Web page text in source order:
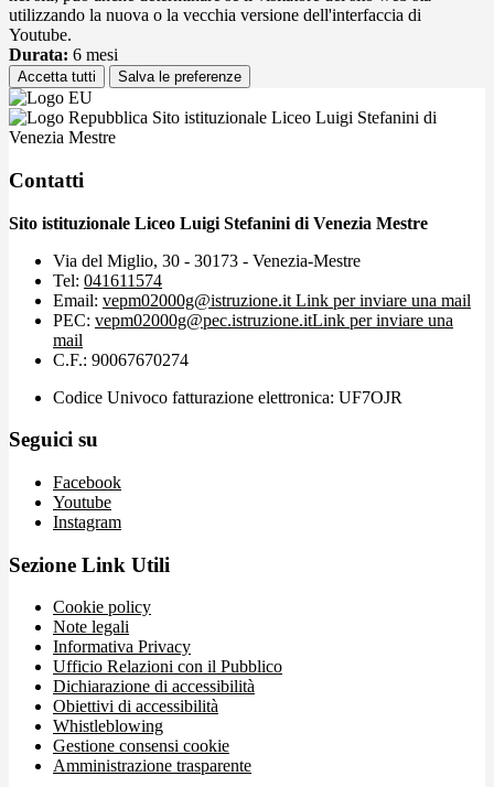
utilizzando la nuova o la vecchia versione dell'interfaccia di
Youtube.
Durata: 6 mesi
Accetta tutti Salva le preferenze
Sito istituzionale Liceo Luigi Stefanini di
Venezia Mestre
Contatti
Sito istituzionale Liceo Luigi Stefanini di Venezia Mestre
Via del Miglio, 30 - 30173 - Venezia-Mestre
Tel: 041611574
Email: vepm02000g@istruzione.it Link per inviare una mail
PEC: vepm02000g@pec.istruzione.itLink per inviare una
mail
C.F.: 90067670274
Codice Univoco fatturazione elettronica: UF7OJR
Seguici su
Facebook
Youtube
Instagram
Sezione Link Utili
Cookie policy
Note legali
Informativa Privacy
Ufficio Relazioni con il Pubblico
Dichiarazione di accessibilità
Obiettivi di accessibilità
Whistleblowing
Gestione consensi cookie
Amministrazione trasparente